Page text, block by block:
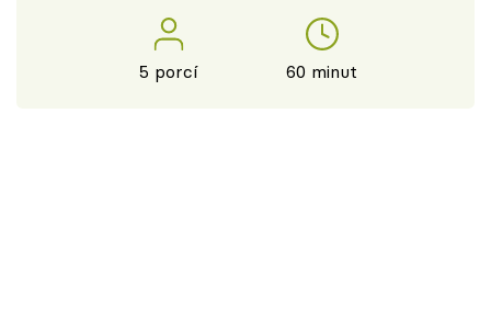
Sledujte prima+
Přihlášení5 porcí 60 minut